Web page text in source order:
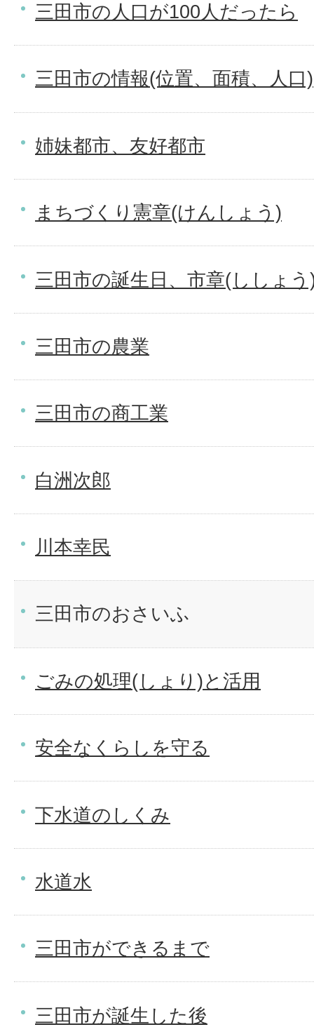
三田市の人口が100人だったら
三田市の情報(位置、面積、人口)
姉妹都市、友好都市
まちづくり憲章(けんしょう)
三田市の誕生日、市章(ししょ
三田市の農業
三田市の商工業
白洲次郎
川本幸民
三田市のおさいふ
ごみの処理(しょり)と活用
安全なくらしを守る
下水道のしくみ
水道水
三田市ができるまで
三田市が誕生した後